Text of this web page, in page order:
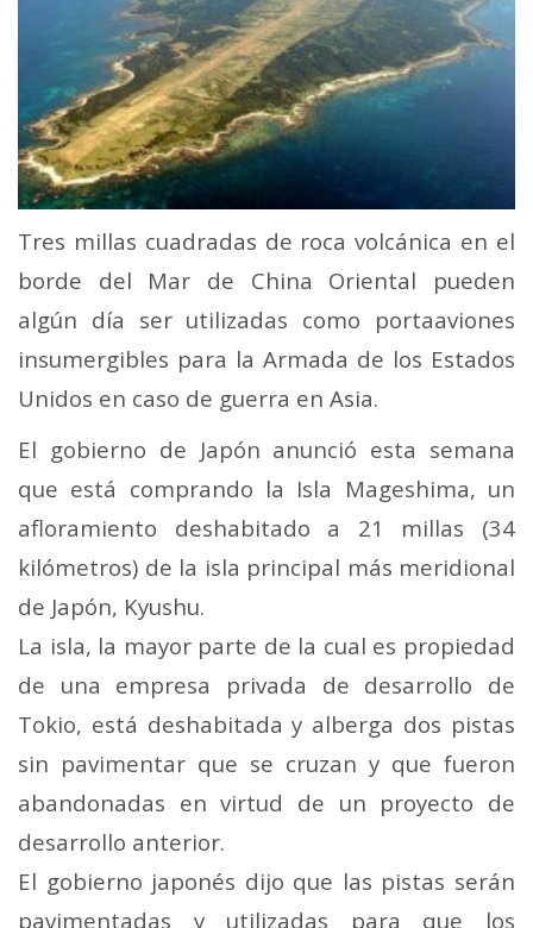
Tres millas cuadradas de roca volcánica en el
borde del Mar de China Oriental pueden
algún día ser utilizadas como portaaviones
insumergibles para la Armada de los Estados
Unidos en caso de guerra en Asia.
El gobierno de Japón anunció esta semana
que está comprando la Isla Mageshima, un
afloramiento deshabitado a 21 millas (34
kilómetros) de la isla principal más meridional
de Japón, Kyushu.
La isla, la mayor parte de la cual es propiedad
de una empresa privada de desarrollo de
Tokio, está deshabitada y alberga dos pistas
sin pavimentar que se cruzan y que fueron
abandonadas en virtud de un proyecto de
desarrollo anterior.
El gobierno japonés dijo que las pistas serán
pavimentadas y utilizadas para que los